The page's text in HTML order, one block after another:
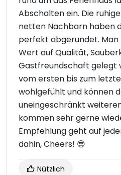
Abschalten ein. Die
netten Nachbarn haben
perfekt abgerundet. Man
Wert auf Qualität,
Gastfreundschaft gelegt
vom ersten bis zum
wohlgefühlt und können
uneingeschränkt
kommen sehr gerne
Empfehlung geht auf
dahin, Cheers! 😎
Nützlich